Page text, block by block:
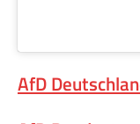
AfD